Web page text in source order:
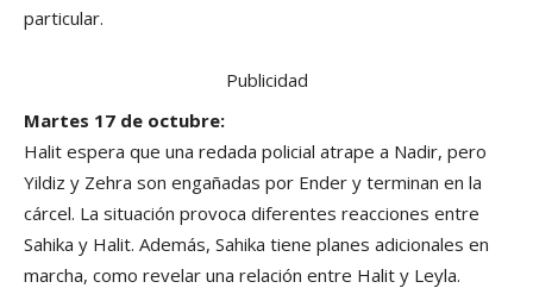
particular.
Publicidad
Martes 17 de octubre:
Halit espera que una redada policial atrape a Nadir, pero
Yildiz y Zehra son engañadas por Ender y terminan en la
cárcel. La situación provoca diferentes reacciones entre
Sahika y Halit. Además, Sahika tiene planes adicionales en
marcha, como revelar una relación entre Halit y Leyla.